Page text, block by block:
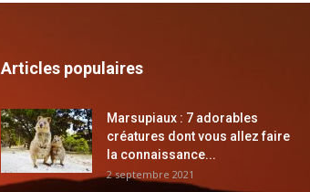
Articles populaires
Marsupiaux : 7 adorables
créatures dont vous allez faire
la connaissance...
2 septembre 2021